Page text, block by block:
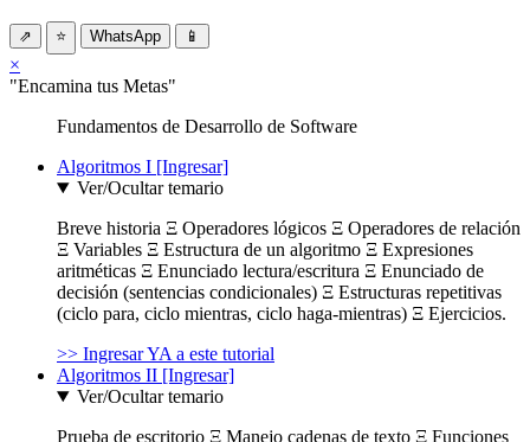
⇗ ⭐ WhatsApp 📱
×
"Encamina tus Metas"
Fundamentos de Desarrollo de Software
Algoritmos I [Ingresar]
Ver/Ocultar temario
Breve historia Ξ Operadores lógicos Ξ Operadores de relación
Ξ Variables Ξ Estructura de un algoritmo Ξ Expresiones
aritméticas Ξ Enunciado lectura/escritura Ξ Enunciado de
decisión (sentencias condicionales) Ξ Estructuras repetitivas
(ciclo para, ciclo mientras, ciclo haga-mientras) Ξ Ejercicios.
>> Ingresar YA a este tutorial
Algoritmos II [Ingresar]
Ver/Ocultar temario
Prueba de escritorio Ξ Manejo cadenas de texto Ξ Funciones